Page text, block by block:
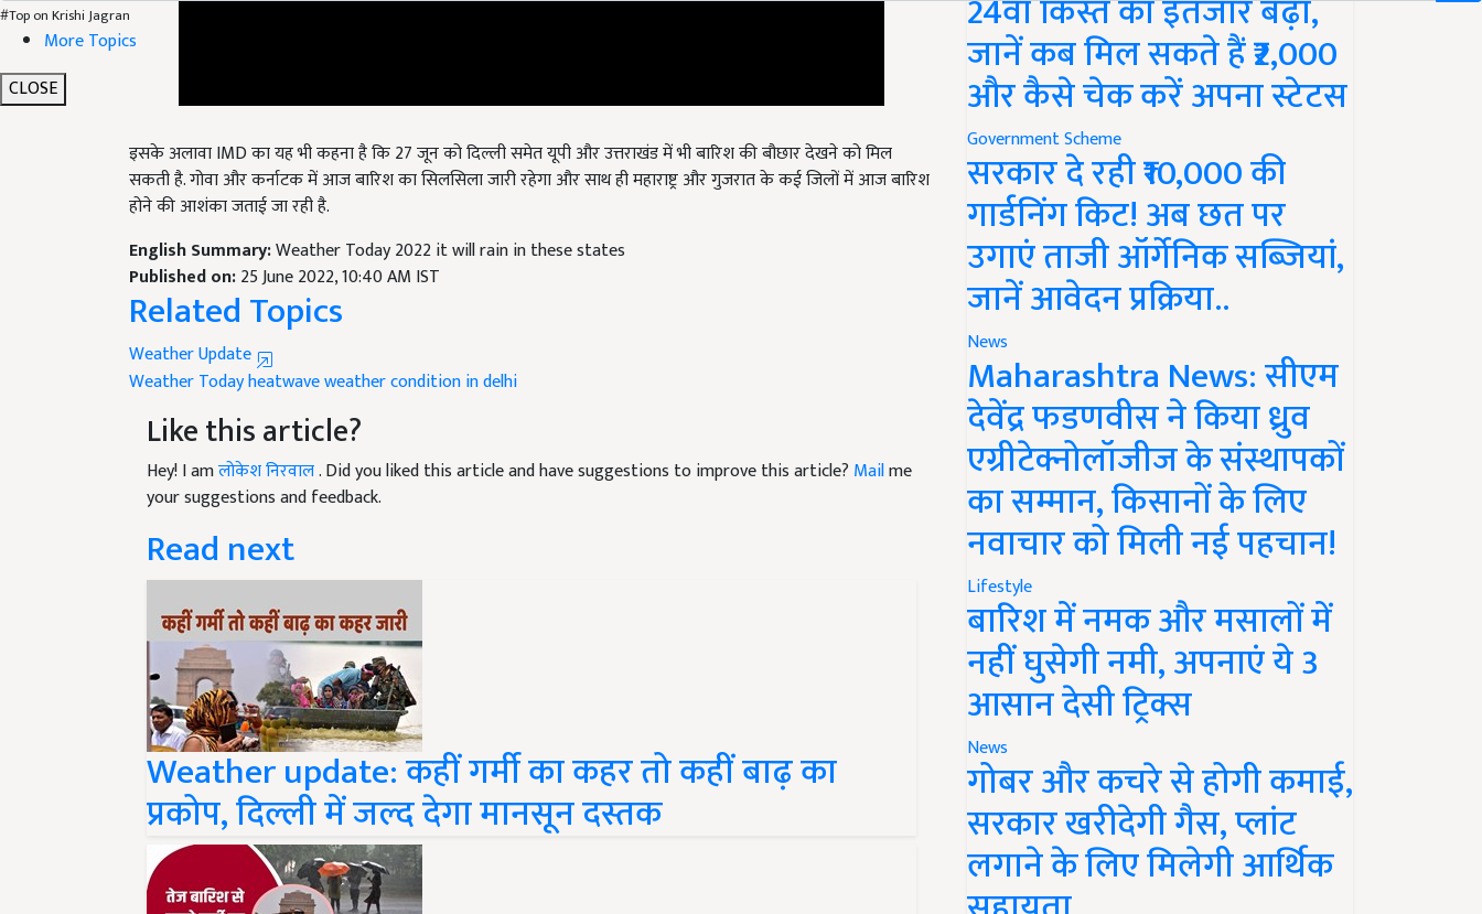
#Top on Krishi Jagran
More Topics
CLOSE
सकती है. गोवा और कर्नाटक में आज बारिश का सिलसिला जारी रहेगा और साथ ही महाराष्ट्र और गुजरात के कई जिलों में आज बारिश
होने की आशंका जताई जा रही है.
English Summary:
Published on:25 June 2022, 10:40 AM IST
Related Topics
Weather Update
Weather Todayheatwave
Like this article?
Hey! I amलोकेश निरवाल. Did you liked this article and have suggestions to improve this article?
your suggestions and feedback.
Read next
Weather update: कहीं गर्मी का कहर तो कहीं बाढ़ का
प्रकोप, दिल्ली में जल्द देगा मानसून दस्तक
24वीं किस्त का इंतजार बढ़ा,
जानें कब मिल सकते हैं ₹2,000
और कैसे चेक करें अपना स्टेटस
Government Scheme
सरकार दे रही ₹10,000 की
गार्डनिंग किट! अब छत पर
उगाएं ताजी ऑर्गेनिक सब्जियां,
जानें आवेदन प्रक्रिया..
News
Maharashtra News: सीएम
देवेंद्र फडणवीस ने किया ध्रुव
एग्रीटेक्नोलॉजीज के संस्थापकों
का सम्मान, किसानों के लिए
नवाचार को मिली नई पहचान!
Lifestyle
बारिश में नमक और मसालों में
नहीं घुसेगी नमी, अपनाएं ये 3
आसान देसी ट्रिक्स
News
गोबर और कचरे से होगी कमाई,
सरकार खरीदेगी गैस, प्लांट
लगाने के लिए मिलेगी आर्थिक